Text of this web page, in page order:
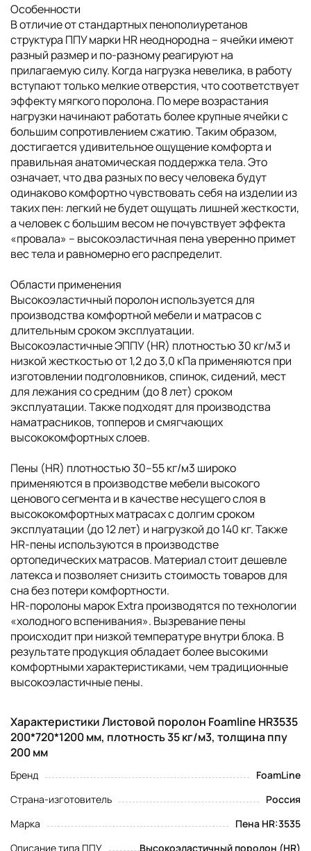
Особенности
В отличие от стандартных пенополиуретанов
структура ППУ марки HR неоднородна – ячейки имеют
разный размер и по-разному реагируют на
прилагаемую силу. Когда нагрузка невелика, в работу
вступают только мелкие отверстия, что соответствует
эффекту мягкого поролона. По мере возрастания
нагрузки начинают работать более крупные ячейки с
большим сопротивлением сжатию. Таким образом,
достигается удивительное ощущение комфорта и
правильная анатомическая поддержка тела. Это
означает, что два разных по весу человека будут
одинаково комфортно чувствовать себя на изделии из
таких пен: легкий не будет ощущать лишней жесткости,
а человек с большим весом не почувствует эффекта
«провала» – высокоэластичная пена уверенно примет
вес тела и равномерно его распределит.
Области применения
Высокоэластичный поролон используется для
производства комфортной мебели и матрасов с
длительным сроком эксплуатации.
Высокоэластичные ЭППУ (HR) плотностью 30 кг/м3 и
низкой жесткостью от 1,2 до 3,0 кПа применяются при
изготовлении подголовников, спинок, сидений, мест
для лежания со средним (до 8 лет) сроком
эксплуатации. Также подходят для производства
наматрасников, топперов и смягчающих
высококомфортных слоев.
Пены (HR) плотностью 30–55 кг/м3 широко
применяются в производстве мебели высокого
ценового сегмента и в качестве несущего слоя в
высококомфортных матрасах с долгим сроком
эксплуатации (до 12 лет) и нагрузкой до 140 кг. Также
HR-пены используются в производстве
ортопедических матрасов. Материал стоит дешевле
латекса и позволяет снизить стоимость товаров для
сна без потери комфортности.
НR-поролоны марок Extra производятся по технологии
«холодного вспенивания». Вызревание пены
происходит при низкой температуре внутри блока. В
результате продукция обладает более высокими
комфортными характеристиками, чем традиционные
высокоэластичные пены.
Характеристики Листовой поролон Foamline HR3535
200*720*1200 мм, плотность 35 кг/м3, толщина ппу
200 мм
Бренд
FoamLine
Страна-изготовитель
Россия
Марка
Пена HR:3535
Описание типа ППУ
Высокоэластичный поролон (HR)